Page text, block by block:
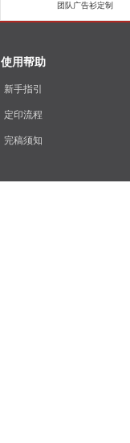
团队广告衫定制
使用帮助
新手指引
定印流程
完稿须知